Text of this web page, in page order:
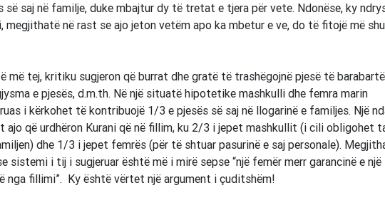
së saj në familje, duke mbajtur dy të tretat e tjera për vete. Ndonëse, ky
megjithatë në rast se ajo jeton vetëm apo ka mbetur e ve, do të fitojë më
më tej, kritiku sugjeron që burrat dhe gratë të trashëgojnë pjesë të barabartë
e pjesës, d.m.th. Në një situatë hipotetike mashkulli dhe femra marin
i kërkohet të kontribuojë 1/3 e pjesës së saj në llogarinë e familjes. Një
ajo që urdhëron Kurani që në fillim, ku 2/3 i jepet mashkullit (i cili obligohet
dhe 1/3 i jepet femrës (për të shtuar pasurinë e saj personale).
sistemi i tij i sugjeruar është më i mirë sepse “një femër merr garancinë e një
nga fillimi”. Ky është vërtet një argument i çuditshëm!